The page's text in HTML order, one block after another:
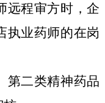
远程审方时，企
执业药师的在岗
第二类精神药品